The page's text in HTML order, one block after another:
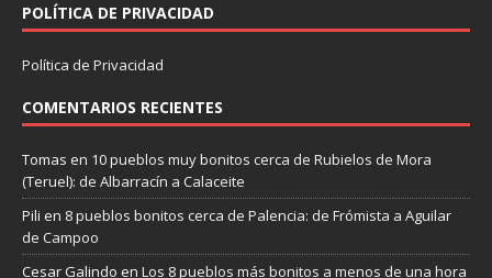
POLÍTICA DE PRIVACIDAD
Política de Privacidad
COMENTARIOS RECIENTES
Tomas en 10 pueblos muy bonitos cerca de Rubielos de Mora
(Teruel): de Albarracín a Calaceite
Pili en 8 pueblos bonitos cerca de Palencia: de Frómista a Aguilar
de Campoo
Cesar Galindo en Los 8 pueblos más bonitos a menos de una hora